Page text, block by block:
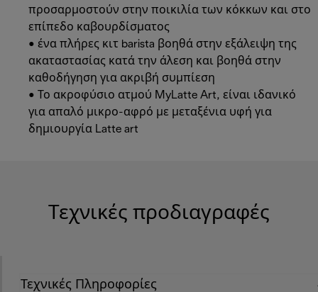
προσαρμοστούν στην ποικιλία των κόκκων και στο
επίπεδο καβουρδίσματος
• ένα πλήρες κιτ barista βοηθά στην εξάλειψη της
ακαταστασίας κατά την άλεση και βοηθά στην
καθοδήγηση για ακριβή συμπίεση
• Το ακροφύσιο ατμού MyLatte Art, είναι ιδανικό
για απαλό μικρο-αφρό με μεταξένια υφή για
δημιουργία Latte art
Τεχνικές προδιαγραφές
Τεχνικές Πληροφορίες